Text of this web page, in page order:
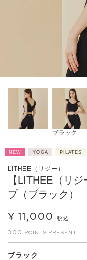
ブラック
NEW YOGA PILATES
LITHEE（リジー）
【LITHEE（リ
プ（ブラック）
¥ 11,000 税込
300
ブラック